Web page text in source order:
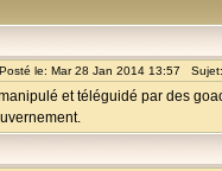
le: Mar 28 Jan 2014 13:57
et téléguidé par des